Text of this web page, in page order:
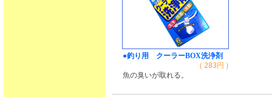
●釣り用 クーラーBOX洗浄剤
( 283円 )
魚の臭いが取れる。